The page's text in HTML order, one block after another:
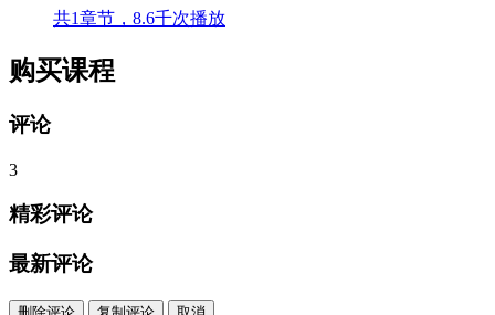
共1章节，8.6千次播放
购买课程
评论
3
精彩评论
最新评论